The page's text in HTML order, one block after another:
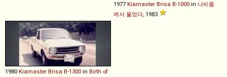
1977 Kiamaster Brisa B-1000 in 나비품
에서 울었다, 1983
1980 Kiamaster Brisa B-1300 in Birth of